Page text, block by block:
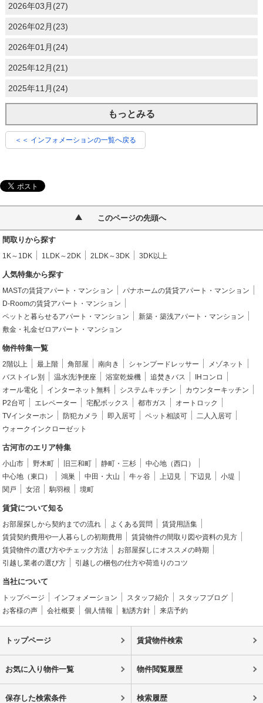
2026年03月(27)
2026年02月(23)
2026年01月(24)
2025年12月(21)
2025年11月(24)
もっとみる
＜＜ インフォメーションの一覧へ戻る
このページの先頭へ
間取りから探す
1K～1DK 1LDK～2DK 2LDK～3DK 3DK以上
人気特集から探す
MASTの賃貸アパート・マンション
パナホームの賃貸アパート・マンション
D-Roomの賃貸アパート・マンション
ペットと暮らせるアパート・マンション
新築・築浅アパート・マンション
敷金・礼金ゼロアパート・マンション
物件特集一覧
2階以上 最上階 角部屋 南向き シャンプードレッサー
メゾネット
バストイレ別
温水洗浄便座 浴室乾燥機 追焚きバス
IHコンロ
オール電化
インターネット無料 システムキッチン
カウンターキッチン
P2台可
エレベーター 宅配ボックス 都市ガス
オートロック
TVインターホン
防犯カメラ 即入居可 ペット相談可
二人入居可
ウォークインクローゼット
古河市のエリア特集
小山市 野木町 旧三和町 静町・三杉
中心地（西口）
中心地（東口）
鴻巣 中田・大山 牛ヶ谷 上辺見 下辺見
小堤
関戸
女沼 駒羽根 境町
賃貸について知る
お部屋探しから契約までの流れ よくある質問
賃貸用語集
賃貸契約費用や一人暮らしの初期費用
賃貸物件の間取り図や資料の見方
賃貸物件の選び方やチェック方法
お部屋探しにオススメの時期
引越し業者の選び方
引越しの梱包の仕方や荷造りのコツ
当社について
トップページ インフォメーション スタッフ紹介
スタッフブログ
お客様の声
会社概要 個人情報 勧誘方針 来店予約
トップページ 賃貸物件検索
お気に入り物件一覧 物件閲覧履歴
保存した検索条件 検索履歴